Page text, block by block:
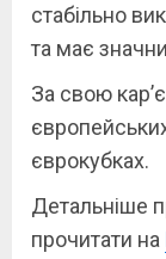
стабільно
та має
За свою
єврокубках.
Детальніше
прочитати на